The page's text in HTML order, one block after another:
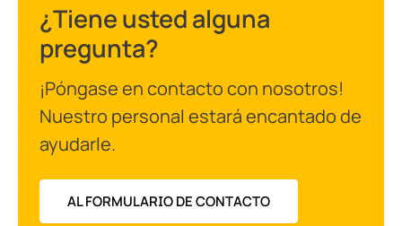
¿Tiene usted alguna
pregunta?
¡Póngase en contacto con nosotros!
Nuestro personal estará encantado de
ayudarle.
AL FORMULARIO DE CONTACTO